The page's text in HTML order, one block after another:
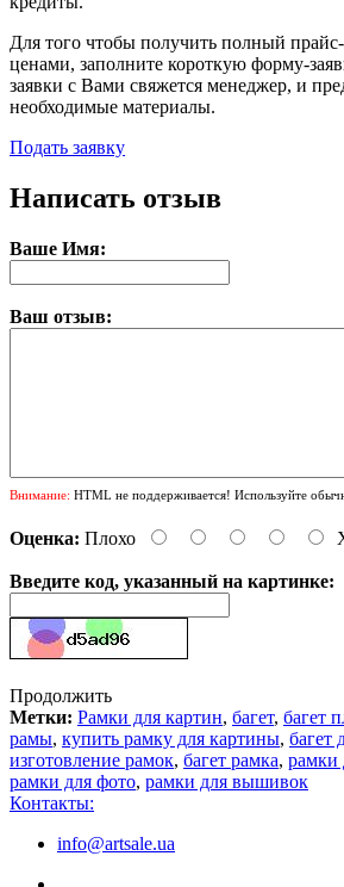
Для того чтобы получить полный
ценами, заполните короткую форму-
заявки с Вами свяжется менеджер, и
необходимые материалы.
Подать заявку
Написать отзыв
Ваше Имя:
Ваш отзыв:
Внимание: HTML не поддерживается! Используйте
Оценка: Плохо
Введите код, указанный на картинке:
Продолжить
Метки: Рамки для картин, багет, багет
рамы, купить рамку для картины, багет
изготовление рамок, багет рамка, рамки
рамки для фото, рамки для вышивок
Контакты:
info@artsale.ua